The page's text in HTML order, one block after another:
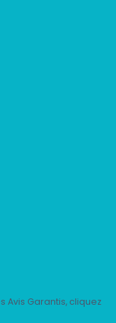
Avis Garantis, cliquez